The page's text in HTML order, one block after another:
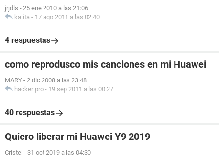
jrjdls - 25 ene 2010 a las 21:06
katita - 17 ago 2011 a las 02:40
4 respuestas
como reprodusco mis canciones en mi Huawei
MARY - 2 dic 2008 a las 23:48
hacker pro - 19 sep 2011 a las 00:27
40 respuestas
Quiero liberar mi Huawei Y9 2019
Cristel - 31 oct 2019 a las 04:30